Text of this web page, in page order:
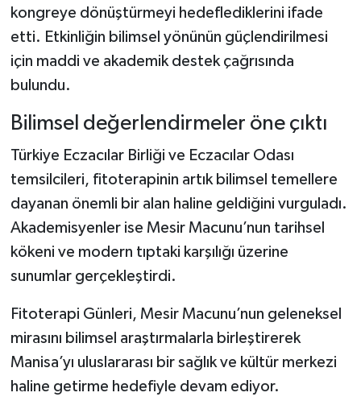
kongreye dönüştürmeyi hedeflediklerini ifade
etti. Etkinliğin bilimsel yönünün güçlendirilmesi
için maddi ve akademik destek çağrısında
bulundu.
Bilimsel değerlendirmeler öne çıktı
Türkiye Eczacılar Birliği ve Eczacılar Odası
temsilcileri, fitoterapinin artık bilimsel temellere
dayanan önemli bir alan haline geldiğini vurguladı.
Akademisyenler ise Mesir Macunu’nun tarihsel
kökeni ve modern tıptaki karşılığı üzerine
sunumlar gerçekleştirdi.
Fitoterapi Günleri, Mesir Macunu’nun geleneksel
mirasını bilimsel araştırmalarla birleştirerek
Manisa’yı uluslararası bir sağlık ve kültür merkezi
haline getirme hedefiyle devam ediyor.